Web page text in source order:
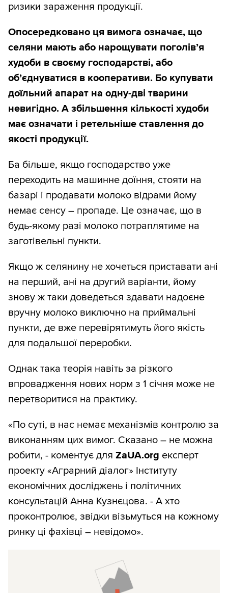
ризики зараження продукції.
Опосередковано ця вимога означає, що
селяни мають або нарощувати поголів’я
худоби в своєму господарстві, або
об’єднуватися в кооперативи. Бо купувати
доїльний апарат на одну-дві тварини
невигідно. А збільшення кількості худоби
має означати і ретельніше ставлення до
якості продукції.
Ба більше, якщо господарство уже
переходить на машинне доїння, стояти на
базарі і продавати молоко відрами йому
немає сенсу – пропаде. Це означає, що в
будь-якому разі молоко потраплятиме на
заготівельні пункти.
Якщо ж селянину не хочеться приставати ані
на перший, ані на другий варіанти, йому
знову ж таки доведеться здавати надоєне
вручну молоко виключно на приймальні
пункти, де вже перевірятимуть його якість
для подальшої переробки.
Однак така теорія навіть за різкого
впровадження нових норм з 1 січня може не
перетворитися на практику.
«По суті, в нас немає механізмів контролю за
виконанням цих вимог. Сказано – не можна
робити, - коментує для ZaUA.org експерт
проекту «Аграрний діалог» Інституту
економічних досліджень і політичних
консультацій Анна Кузнєцова. - А хто
проконтролює, звідки візьмуться на кожному
ринку ці фахівці – невідомо».